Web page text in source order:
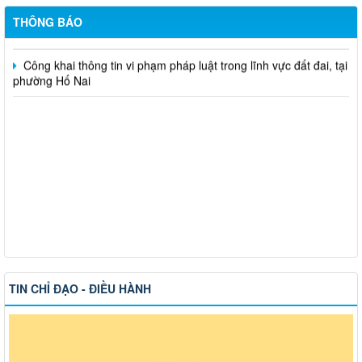
THÔNG BÁO
việc
Công khai thông tin vi phạm pháp luật trong lĩnh vực đất đai, tại
phường Hố Nai
TIN CHỈ ĐẠO - ĐIỀU HÀNH